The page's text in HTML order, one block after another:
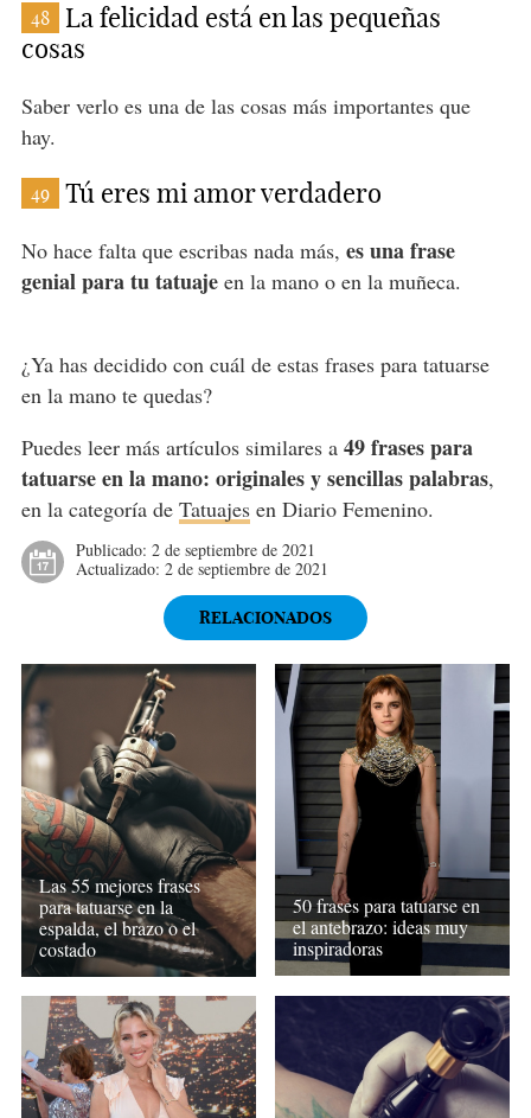
48
La felicidad está en las pequeñas
cosas
Saber verlo es una de las cosas más importantes que
hay.
49 Tú eres mi amor verdadero
No hace falta que escribas nada más, es una frase
genial para tu tatuajeen la mano o en la muñeca.
¿Ya has decidido con cuál de estas frases para tatuarse
en la mano te quedas?
Puedes leer más artículos similares a 49 frases para
tatuarse en la mano: originales y sencillas palabras,
en la categoría de Tatuajesen Diario Femenino.
Publicado: 2 de septiembre de 2021
Actualizado: 2 de septiembre de 2021
RELACIONADOS
Las 55 mejores frases
para tatuarse en la
espalda, el brazo o el
costado
50 frases para tatuarse en
el antebrazo: ideas muy
inspiradoras